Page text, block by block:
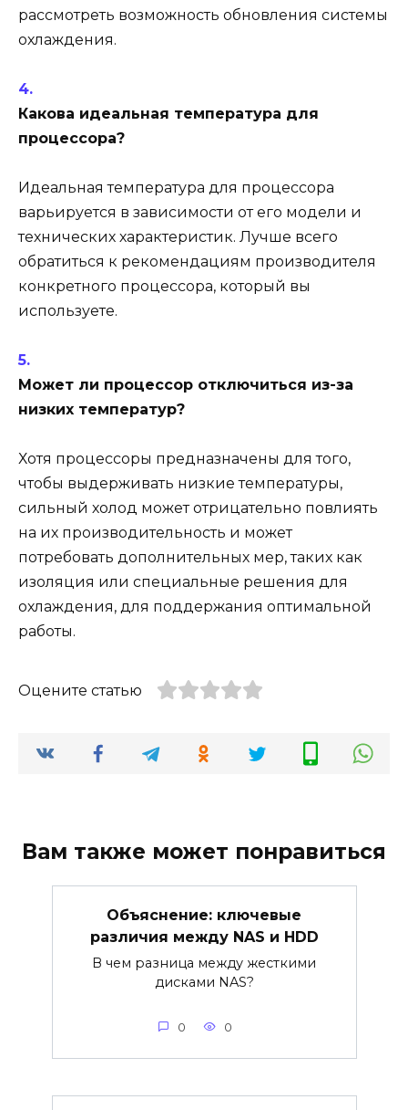
рассмотреть возможность обновления системы
охлаждения.
Какова идеальная температура для
процессора?
Идеальная температура для процессора
варьируется в зависимости от его модели и
технических характеристик. Лучше всего
обратиться к рекомендациям производителя
конкретного процессора, который вы
используете.
Может ли процессор отключиться из-за
низких температур?
Хотя процессоры предназначены для того,
чтобы выдерживать низкие температуры,
сильный холод может отрицательно повлиять
на их производительность и может
потребовать дополнительных мер, таких как
изоляция или специальные решения для
охлаждения, для поддержания оптимальной
работы.
Оцените статью
Вам также может понравиться
Объяснение: ключевые
различия между NAS и HDD
В чем разница между жесткими
дисками NAS?
0 0